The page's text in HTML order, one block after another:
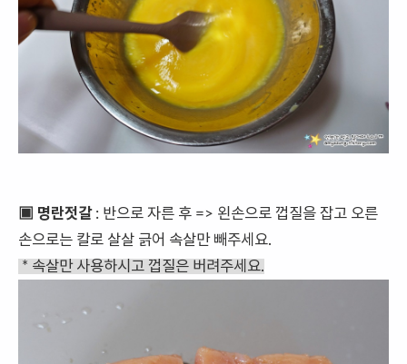
▣ 명란젓갈: 반으로 자른 후 => 왼손으로 껍질을 잡고 오른
손으로는 칼로 살살 긁어 속살만 빼주세요.
* 속살만 사용하시고 껍질은 버려주세요.